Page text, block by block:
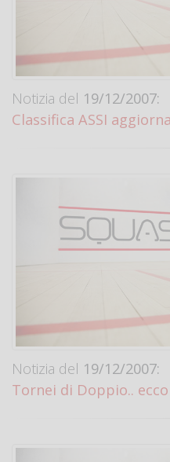
Notizia del 19/12/2007:
Classifica ASSI
Notizia del 19/12/2007:
Tornei di Doppio..